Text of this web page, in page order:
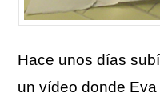
Hace unos días
un vídeo donde